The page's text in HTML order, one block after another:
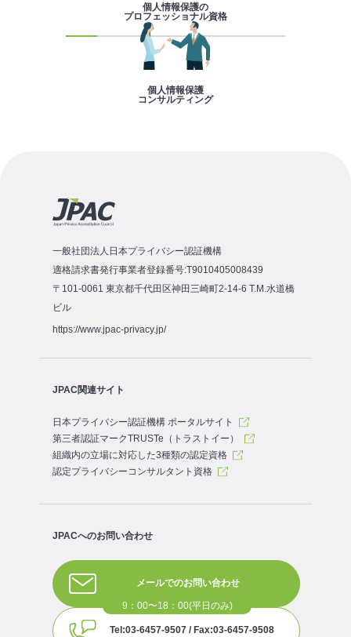
個人情報保護の
プロフェッショナル資格
個人情報保護
コンサルティング
一般社団法人日本プライバシー認証機構
適格請求書発行事業者登録番号:T9010405008439
〒101-0061 東京都千代田区神田三崎町2-14-6 T.M.水道橋
ビル
https://www.jpac-privacy.jp/
JPAC関連サイト
日本プライバシー認証機構 ポータルサイト
第三者認証マークTRUSTe（トラストイー）
組織内の立場に対応した3種類の認定資格
認定プライバシーコンサルタント資格
JPACへのお問い合わせ
メールでのお問い合わせ
Tel:03-6457-9507 / Fax:03-6457-9508